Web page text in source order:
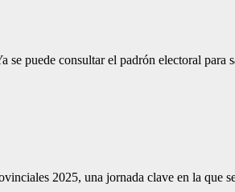
puede consultar el padrón electoral
2025, una jornada clave en la que